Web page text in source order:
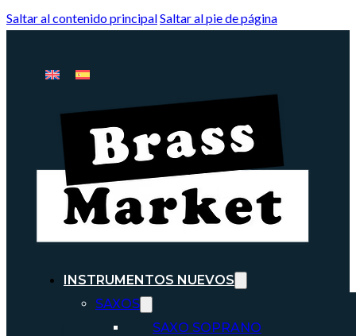
Saltar al contenido principalSaltar al pie de página
INSTRUMENTOS NUEVOS
SAXOS
SAXO SOPRANO